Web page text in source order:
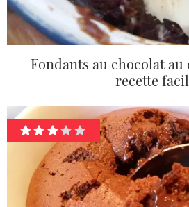
Fondants au chocolat au
recette